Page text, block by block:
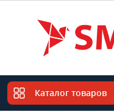
Каталог товаров